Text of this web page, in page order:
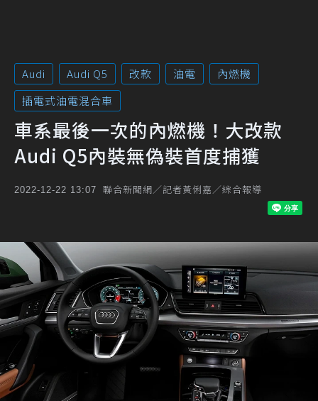
Audi Audi Q5 改款 油電
內燃機
插電式油電混合車
車系最後一次的內燃機！大改款
Audi Q5內裝無偽裝首度捕獲
2022-12-22 13:07 聯合新聞網／記者黃俐嘉／綜合報導